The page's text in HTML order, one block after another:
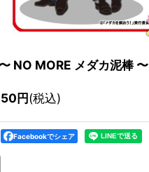
NO MORE メダカ泥棒 〜
円(税込)
Facebookでシェア